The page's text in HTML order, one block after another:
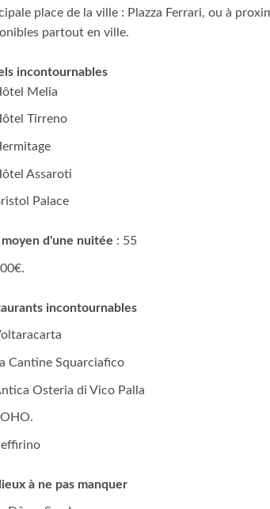
place de la ville : Plazza Ferrari, ou à
partout en ville.
incontournables
Melia
Tirreno
Assaroti
Palace
moyen d'une nuitée : 55
incontournables
Cantine Squarciafico
Osteria di Vico Palla
à ne pas manquer